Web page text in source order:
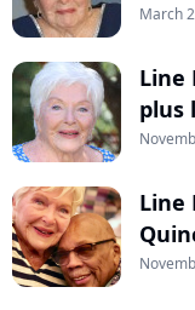
March
Line
plus
Line